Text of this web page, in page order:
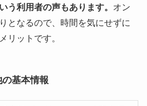
う利用者の声もあります。 オン
となるので、時間を気にせずに
リットです。
基本情報